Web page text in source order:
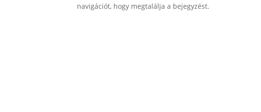
navigációt, hogy megtalálja a bejegyzést.